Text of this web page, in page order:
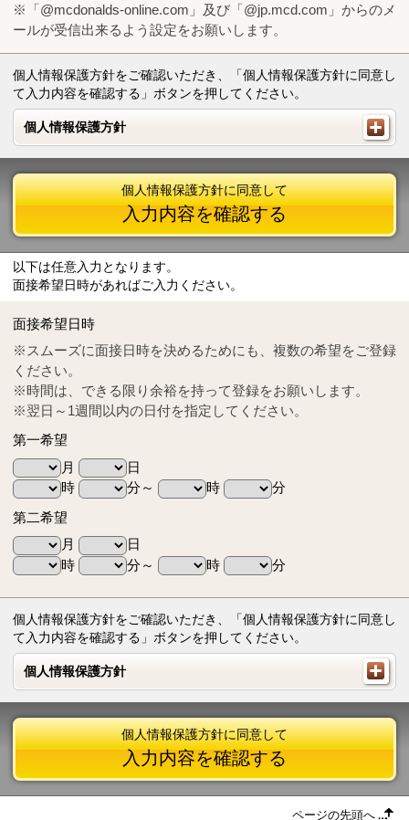
※「@mcdonalds-online.com」及び「@jp.mcd.com」からのメ
ールが受信出来るよう設定をお願いします。
個人情報保護方針をご確認いただき、「個人情報保護方針に同意し
て入力内容を確認する」ボタンを押してください。
個人情報保護方針
個人情報保護方針
Tel
0570-55-0314
個人情報保護方針に同意して
入力内容を確認する
以下は任意入力となります。
面接希望日時があればご入力ください。
面接希望日時
※スムーズに面接日時を決めるためにも、複数の希望をご登録
ください。
※時間は、できる限り余裕を持って登録をお願いします。
※翌日～1週間以内の日付を指定してください。
第一希望
月
日
時
分～ 時
分
第二希望
月
日
時
分～ 時 分
個人情報保護方針をご確認いただき、「個人情報保護方針に同意し
て入力内容を確認する」ボタンを押してください。
個人情報保護方針
個人情報保護方針
個人情報保護方針に同意して
入力内容を確認する
ページの先頭へ